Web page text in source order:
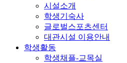
시설소개
학생기숙사
글로벌스포츠센터
대관시설 이용안내
학생활동
학생채플-교목실